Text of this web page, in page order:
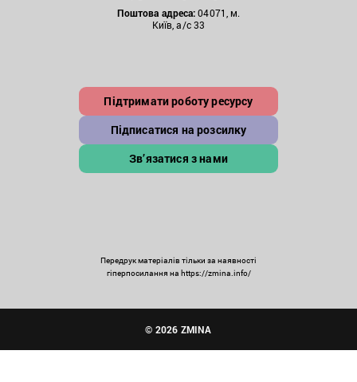
Поштова адреса:04071, м.
Київ, а/с 33
Підтримати роботу ресурсу
Підписатися на розсилку
Зв’язатися з нами
Передрук матеріалів тільки за наявності
гіперпосилання на https://zmina.info/
© 2026 ZMINA